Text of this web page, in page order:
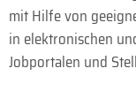
mit Hilfe von
in elektronischen
Jobportalen und